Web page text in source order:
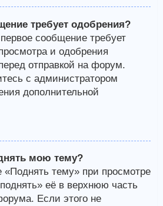
требует одобрения?
сообщение требует
и одобрения
отправкой на форум.
с администратором
дополнительной
мою тему?
«Поднять тему» при просмотре
её в верхнюю часть
Если этого не